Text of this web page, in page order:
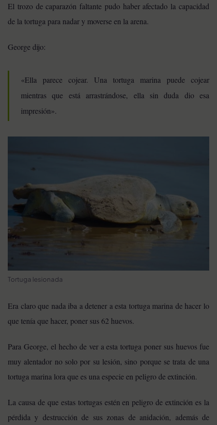
El trozo de caparazón faltante pudo haber afectado la capacidad
de la tortuga para nadar y moverse en la arena.
George dijo:
«Ella parece cojear. Una tortuga marina puede cojear
mientras que está arrastrándose, ella sin duda dio esa
impresión».
Tortuga lesionada
Era claro que nada iba a detener a esta tortuga marina de hacer lo
que tenía que hacer, poner sus 62 huevos.
Para George, el hecho de ver a esta tortuga poner sus huevos fue
muy alentador no solo por su lesión, sino porque se trata de una
tortuga marina lora que es una especie en peligro de extinción.
La causa de que estas tortugas estén en peligro de extinción es la
pérdida y destrucción de sus zonas de anidación, además de